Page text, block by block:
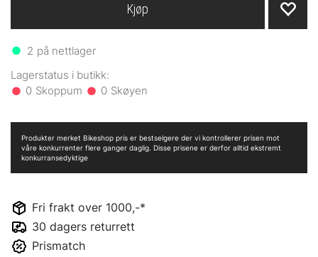
2 på nettlager
0 0
Kjøp
Fri frakt over 1000,-*
30 dagers returrett
Prismatch
Produkter merket Bikeshop pris er bestselgere der vi kontrollerer prisen mot
våre konkurrenter flere ganger daglig. Disse prisene er derfor alltid ekstremt
konkurransedyktige